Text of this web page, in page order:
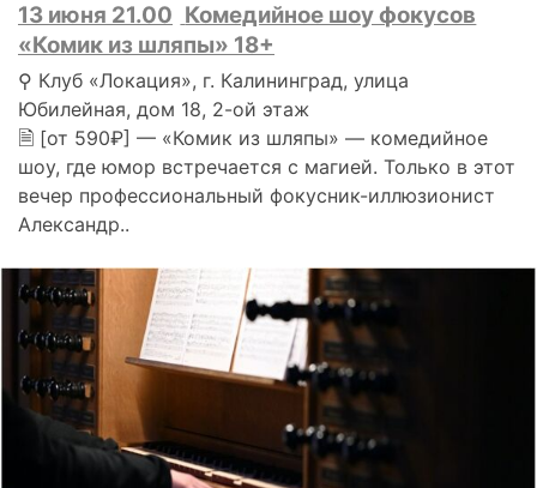
13 июня 21.00 Комедийное шоу фокусов
«Комик из шляпы» 18+
⚲ Клуб «Локация», г. Калининград, улица
Юбилейная, дом 18, 2-ой этаж
🗎 [от 590₽] — «Комик из шляпы» — комедийное
шоу, где юмор встречается с магией. Только в этот
вечер профессиональный фокусник-иллюзионист
Александр..